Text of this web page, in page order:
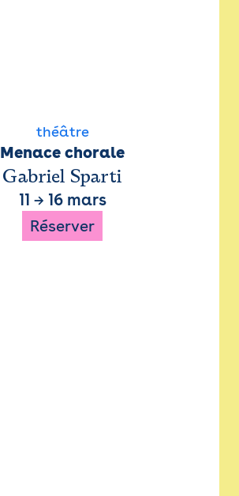
théâtre
Menace chorale
Gabriel Sparti
11 → 16 mars
Réserver